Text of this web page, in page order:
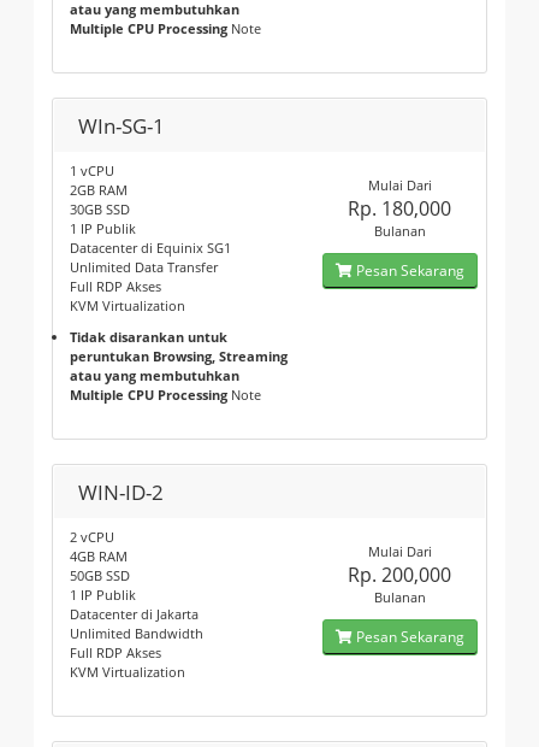
atau yang membutuhkan
Multiple CPU Processing Note
WIn-SG-1
1 vCPU
2GB RAM
30GB SSD
1 IP Publik
Datacenter di Equinix SG1
Unlimited Data Transfer
Full RDP Akses
KVM Virtualization
Tidak disarankan untuk
peruntukan Browsing, Streaming
atau yang membutuhkan
Multiple CPU Processing Note
Mulai Dari
Rp. 180,000
Bulanan
Pesan Sekarang
WIN-ID-2
2 vCPU
4GB RAM
50GB SSD
1 IP Publik
Datacenter di Jakarta
Unlimited Bandwidth
Full RDP Akses
KVM Virtualization
Mulai Dari
Rp. 200,000
Bulanan
Pesan Sekarang